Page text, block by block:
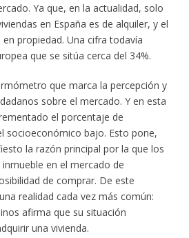
Ya que, en la actualidad, solo
en España es de alquiler, y el
propiedad. Una cifra todavía
que se sitúa cerca del 34%.
que marca la percepción y
sobre el mercado. Y en esta
el porcentaje de
socioeconómico bajo. Esto pone,
la razón principal por la que los
en el mercado de
de comprar. De este
realidad cada vez más común:
afirma que su situación
una vivienda.